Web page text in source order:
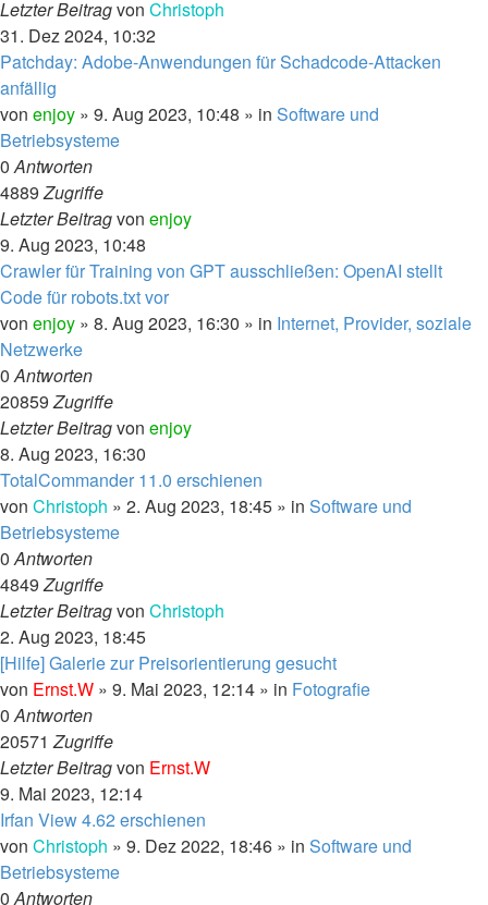
Letzter Beitragvon Christoph
31. Dez 2024, 10:32
Patchday: Adobe-Anwendungen für Schadcode-Attacken
anfällig
von enjoy » 9. Aug 2023, 10:48 » in Software und
Betriebsysteme
0Antworten
4889Zugriffe
Letzter Beitragvon enjoy
9. Aug 2023, 10:48
Crawler für Training von GPT ausschließen: OpenAI stellt
Code für robots.txt vor
von enjoy » 8. Aug 2023, 16:30 » in Internet, Provider, soziale
Netzwerke
0Antworten
20859Zugriffe
Letzter Beitragvon enjoy
8. Aug 2023, 16:30
TotalCommander 11.0 erschienen
von Christoph » 2. Aug 2023, 18:45 » in Software und
Betriebsysteme
0Antworten
4849Zugriffe
Letzter Beitragvon Christoph
2. Aug 2023, 18:45
[Hilfe] Galerie zur Preisorientierung gesucht
von Ernst.W » 9. Mai 2023, 12:14 » in Fotografie
0Antworten
20571Zugriffe
Letzter Beitragvon Ernst.W
9. Mai 2023, 12:14
Irfan View 4.62 erschienen
von Christoph » 9. Dez 2022, 18:46 » in Software und
Betriebsysteme
0Antworten